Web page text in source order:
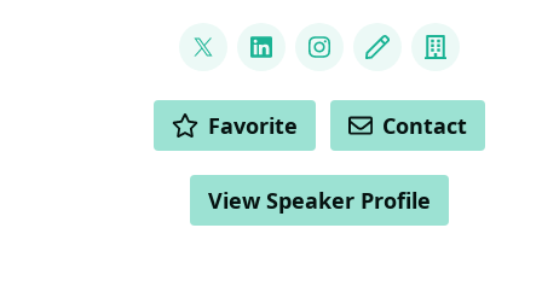
@ktrelohan
LinkedInInstagram
Blog Company
ACTIONS Favorite Contact
View Speaker Profile